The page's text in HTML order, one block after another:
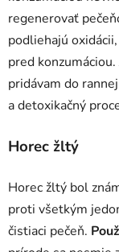
regenerovať
podliehajú
pred
pridávam do
a detoxikačný
Horec žltý
Horec žltý bol
proti všetkým
čistiaci pečeň.